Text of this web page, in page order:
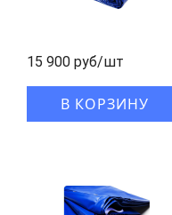
15 900 руб/шт
В КОРЗИНУ